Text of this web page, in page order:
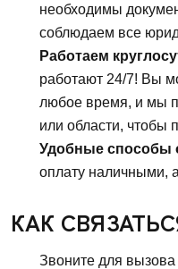
необходимы
соблюдаем все
Работаем
работают 24/7! Вы
любое время, и мы
или области, чтобы
Удобные способы
оплату наличными,
КАК
Звоните для